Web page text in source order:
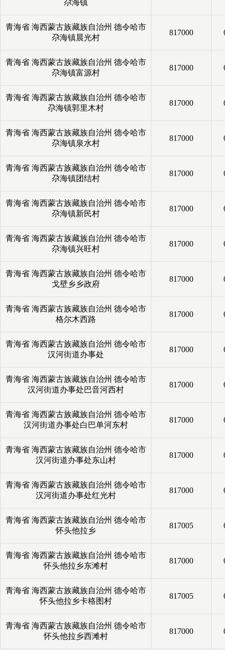
尕海镇
青海省 海西蒙古族藏族自治州 德令哈市
尕海镇晨光村
817000
青海省 海西蒙古族藏族自治州 德令哈市
尕海镇富源村
817000
青海省 海西蒙古族藏族自治州 德令哈市
尕海镇郭里木村
817000
青海省 海西蒙古族藏族自治州 德令哈市
尕海镇泉水村
817000
青海省 海西蒙古族藏族自治州 德令哈市
尕海镇团结村
817000
青海省 海西蒙古族藏族自治州 德令哈市
尕海镇新民村
817000
青海省 海西蒙古族藏族自治州 德令哈市
尕海镇兴旺村
817000
青海省 海西蒙古族藏族自治州 德令哈市
戈壁乡乡政府
817000
青海省 海西蒙古族藏族自治州 德令哈市
格尔木西路
817000
青海省 海西蒙古族藏族自治州 德令哈市
汉河街道办事处
817000
青海省 海西蒙古族藏族自治州 德令哈市
汉河街道办事处巴音河西村
817000
青海省 海西蒙古族藏族自治州 德令哈市
汉河街道办事处白巴单河东村
817000
青海省 海西蒙古族藏族自治州 德令哈市
汉河街道办事处东山村
817000
青海省 海西蒙古族藏族自治州 德令哈市
汉河街道办事处红光村
817000
青海省 海西蒙古族藏族自治州 德令哈市
怀头他拉乡
817005
青海省 海西蒙古族藏族自治州 德令哈市
怀头他拉乡东滩村
817000
青海省 海西蒙古族藏族自治州 德令哈市
怀头他拉乡卡格图村
817005
青海省 海西蒙古族藏族自治州 德令哈市
怀头他拉乡西滩村
817000